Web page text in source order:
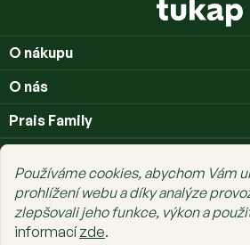
Používáme cookies, abychom Vám
prohlížení webu a díky analýze
zlepšovali jeho funkce, výkon a
informacízde.
O nákupu
O nás
Prais Family
Copyright 2026tukap.cz. Všechna práva